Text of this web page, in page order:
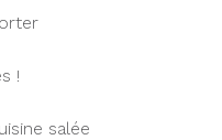
!
salée